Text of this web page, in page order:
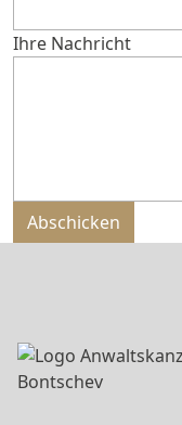
Ihre Nachricht
Bitte nicht ausfüllen.
Abschicken